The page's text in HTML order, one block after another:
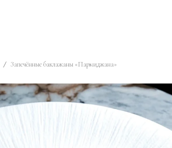
Запечённые баклажаны «Пармиджана»